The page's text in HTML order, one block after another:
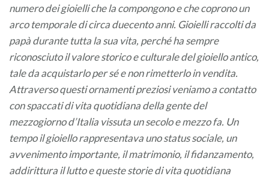
numero dei gioielli che la compongono e che coprono un
arco temporale di circa duecento anni. Gioielli raccolti da
papà durante tutta la sua vita, perché ha sempre
riconosciuto il valore storico e culturale del gioiello antico,
tale da acquistarlo per sé e non rimetterlo in vendita.
Attraverso questi ornamenti preziosi veniamo a contatto
con spaccati di vita quotidiana della gente del
mezzogiorno d’Italia vissuta un secolo e mezzo fa. Un
tempo il gioiello rappresentava uno status sociale, un
avvenimento importante, il matrimonio, il fidanzamento,
addirittura il lutto e queste storie di vita quotidiana